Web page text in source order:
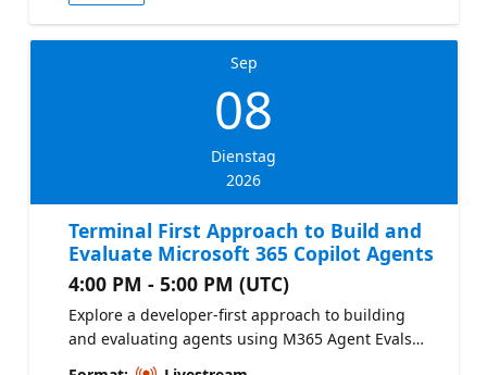
Sep
08
Dienstag
2026
Terminal First Approach to Build and
Evaluate Microsoft 365 Copilot Agents
4:00 PM - 5:00 PM (UTC)
Explore a developer-first approach to building
and evaluating agents using M365 Agent Evals
and skill-based tooling. From the command line